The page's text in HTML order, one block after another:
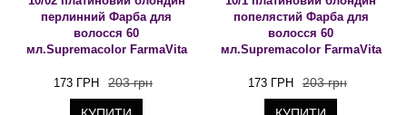
перлинний Фарба для
волосся 60
мл.Supremacolor FarmaVita
173 ГРН 203 грн
попелястий Фарба для
волосся 60
мл.Supremacolor FarmaVita
173 ГРН 203 грн